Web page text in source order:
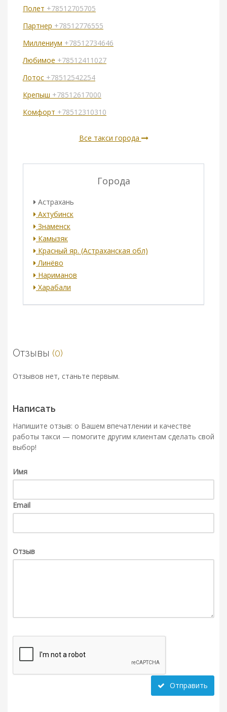
Полет +78512705705
Партнер +78512776555
Миллениум +78512734646
Любимое +78512411027
Лотос +78512542254
Крепыш +78512617000
Комфорт +78512310310
Все такси города
Города
Астрахань
Ахтубинск
Знаменск
Камызяк
Красный яр. (Астраханская обл)
Линёво
Нариманов
Харабали
Отзывы (0)
Отзывов нет, станьте первым.
Написать
Напишите отзыв: о Вашем впечатлении и качестве
работы такси — помогите другим клиентам сделать свой
выбор!
Имя
Email
Отзыв
Отправить